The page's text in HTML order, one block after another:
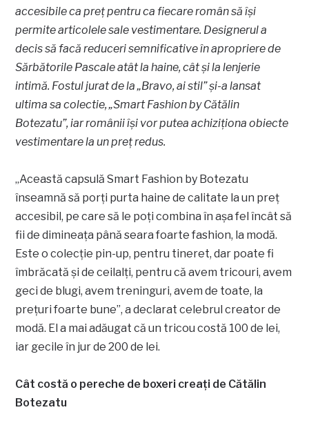
accesibile ca preț pentru ca fiecare român să își
permite articolele sale vestimentare. Designerul a
decis să facă reduceri semnificative în apropriere de
Sărbătorile Pascale atât la haine, cât și la lenjerie
intimă. Fostul jurat de la „Bravo, ai stil” și-a lansat
ultima sa colectie, „Smart Fashion by Cătălin
Botezatu”, iar românii își vor putea achiziționa obiecte
vestimentare la un preț redus.
„Această capsulă Smart Fashion by Botezatu
înseamnă să porți purta haine de calitate la un preț
accesibil, pe care să le poți combina în așa fel încât să
fii de dimineața până seara foarte fashion, la modă.
Este o colecție pin-up, pentru tineret, dar poate fi
îmbrăcată și de ceilalți, pentru că avem tricouri, avem
geci de blugi, avem treninguri, avem de toate, la
prețuri foarte bune”, a declarat celebrul creator de
modă. El a mai adăugat că un tricou costă 100 de lei,
iar gecile în jur de 200 de lei.
Cât costă o pereche de boxeri creați de Cătălin
Botezatu